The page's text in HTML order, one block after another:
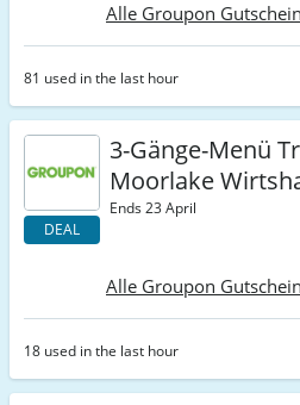
Alle Groupon
81 used in the last hour
DEAL
3-Gänge-Menü
Moorlake
Ends 23 April
Alle Groupon
18 used in the last hour